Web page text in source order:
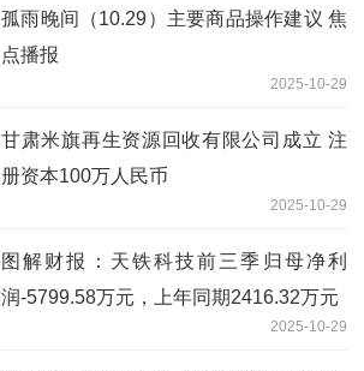
孤雨晚间（10.29）主要商品操作建议 焦
点播报
2025-10-29
甘肃米旗再生资源回收有限公司成立 注
册资本100万人民币
2025-10-29
图解财报：天铁科技前三季归母净利
润-5799.58万元，上年同期2416.32万元
2025-10-29